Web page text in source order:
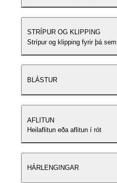
STRÍPUR OG KLIPPING
Strípur og klipping fyrir þá
BLÁSTUR
AFLITUN
Heilaflitun eða aflitun í rót
HÁRLENGINGAR